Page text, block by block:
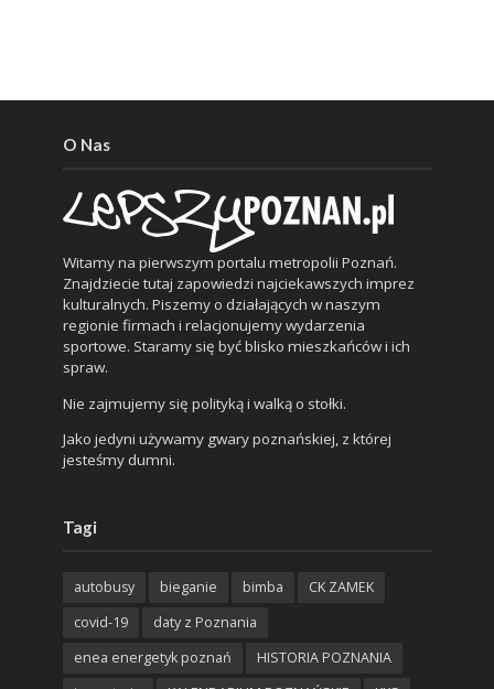
O Nas
Witamy na pierwszym portalu metropolii Poznań.
Znajdziecie tutaj zapowiedzi najciekawszych imprez
kulturalnych. Piszemy o działających w naszym
regionie firmach i relacjonujemy wydarzenia
sportowe. Staramy się być blisko mieszkańców i ich
spraw.
Nie zajmujemy się polityką i walką o stołki.
Jako jedyni używamy gwary poznańskiej, z której
jesteśmy dumni.
Tagi
autobusy bieganie bimba
CK ZAMEK
covid-19
daty z Poznania
enea energetyk poznań
HISTORIA POZNANIA